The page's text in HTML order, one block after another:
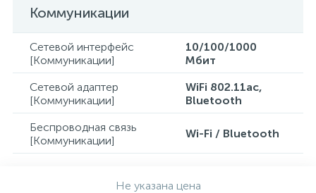
Коммуникации
Сетевой интерфейс
[Коммуникации]
10/100/1000
Mбит
Сетевой адаптер
[Коммуникации]
WiFi 802.11ac,
Bluetooth
Беспроводная связь
[Коммуникации]
Wi-Fi / Bluetooth
Не указана цена